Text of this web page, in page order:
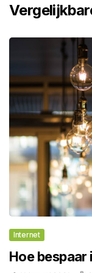
Internet
Hoe